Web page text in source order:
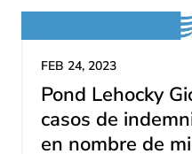
FEB 24, 2023
Pond Lehocky
casos de
en nombre de